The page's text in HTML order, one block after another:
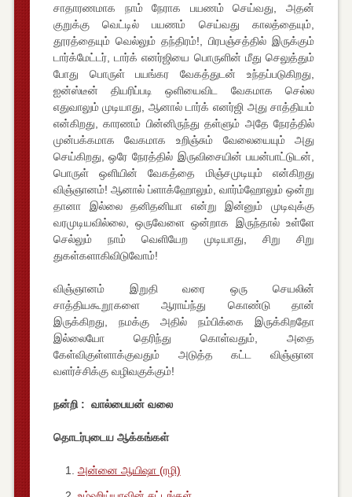
சாதாரணமாக நாம் நேராக பயணம் செய்வது, அதன்
குறுக்கு வெட்டில் பயணம் செய்வது காலத்தையும்,
தூரத்தையும் வெல்லும் தந்திரம்!, பிரபஞ்சத்தில் இருக்கும்
டார்க்மேட்டர், டார்க் எனர்ஜியை பொருளின் மீது செலுத்தும்
போது பொருள் பயங்கர வேகத்துடன் உந்தப்படுகிறது,
ஐன்ஸ்டீன் தியரிப்படி ஒளியைவிட வேகமாக செல்ல
எதுவாலும் முடியாது, ஆனால் டார்க் எனர்ஜி அது சாத்தியம்
என்கிறது, காரணம் பின்னிருந்து தள்ளும் அதே நேரத்தில்
முன்பக்கமாக வேகமாக உறிஞ்சும் வேலையையும் அது
செய்கிறது, ஒரே நேரத்தில் இருவிசையின் பயன்பாட்டுடன்,
பொருள் ஒளியின் வேகத்தை மிஞ்சமுடியும் என்கிறது
விஞ்ஞானம்! ஆனால் ப்ளாக்ஹோலும், வார்ம்ஹோலும் ஒன்று
தானா இல்லை தனிதனியா என்று இன்னும் முடிவுக்கு
வரமுடியவில்லை, ஒருவேளை ஒன்றாக இருந்தால் உள்ளே
செல்லும் நாம் வெளியேற முடியாது, சிறு சிறு
துகள்களாகிவிடுவோம்!
விஞ்ஞானம் இறுதி வரை ஒரு செயலின்
சாத்தியகூறூகளை ஆராய்ந்து கொண்டு தான்
இருக்கிறது, நமக்கு அதில் நம்பிக்கை இருக்கிறதோ
இல்லையோ தெரிந்து கொள்வதும், அதை
கேள்விகுள்ளாக்குவதும் அடுத்த கட்ட விஞ்ஞான
வளர்ச்சிக்கு வழிவகுக்கும்!
நன்றி : வால்பையன் வலை
தொடர்புடைய ஆக்கங்கள்
அன்னை ஆயிஷா (ரழி)